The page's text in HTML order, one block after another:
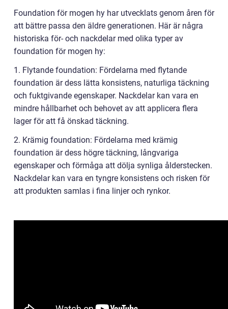
Foundation för mogen hy har utvecklats genom åren för
att bättre passa den äldre generationen. Här är några
historiska för- och nackdelar med olika typer av
foundation för mogen hy:
1. Flytande foundation: Fördelarna med flytande
foundation är dess lätta konsistens, naturliga täckning
och fuktgivande egenskaper. Nackdelar kan vara en
mindre hållbarhet och behovet av att applicera flera
lager för att få önskad täckning.
2. Krämig foundation: Fördelarna med krämig
foundation är dess högre täckning, långvariga
egenskaper och förmåga att dölja synliga ålderstecken.
Nackdelar kan vara en tyngre konsistens och risken för
att produkten samlas i fina linjer och rynkor.